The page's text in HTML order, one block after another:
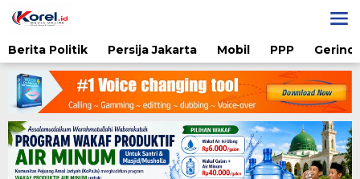
ke
Berita Politik
Persija Jakarta Mobil PPP